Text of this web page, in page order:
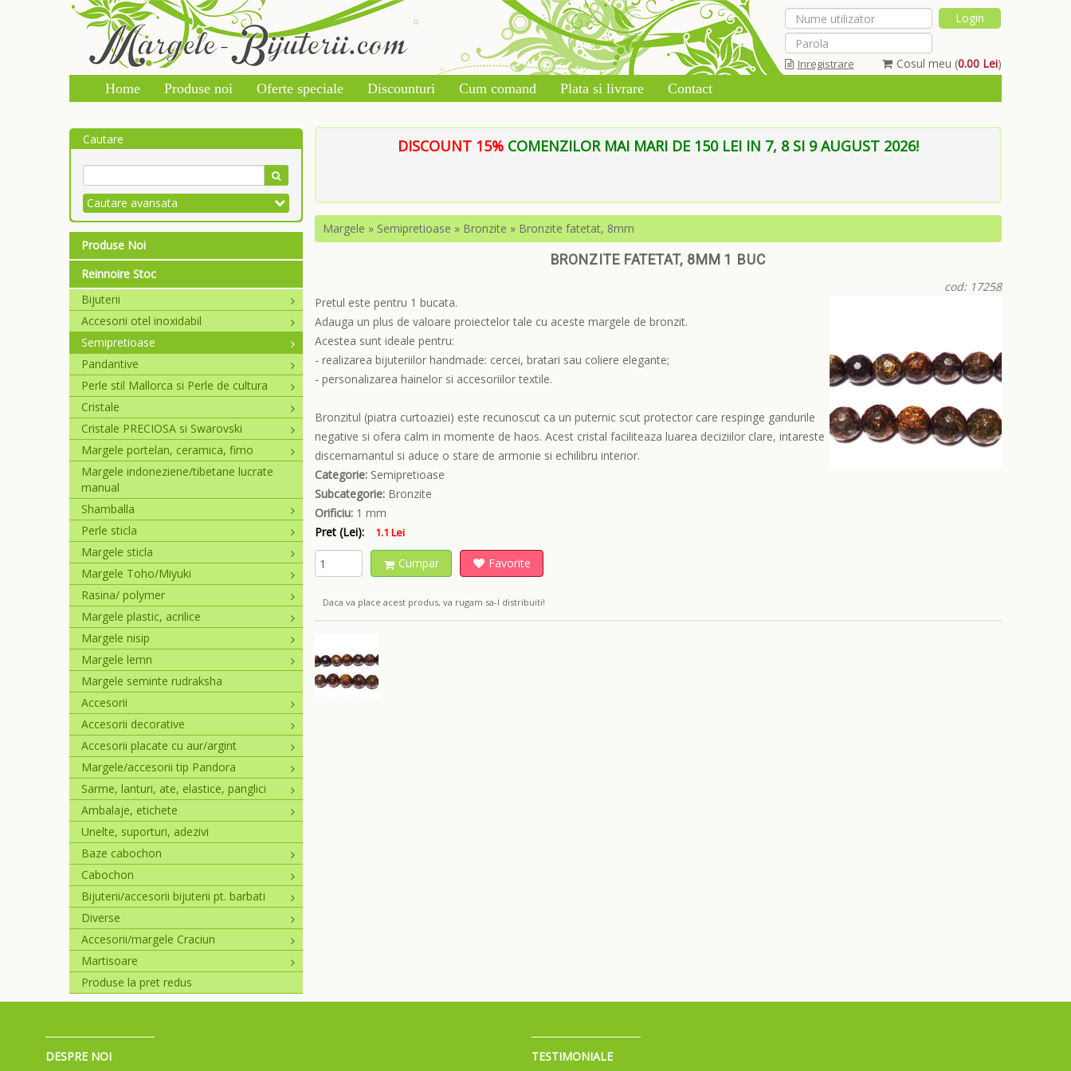
Cosul meu (0.00 Lei)
Inregistrare
Home Produse noi Oferte speciale Discounturi Cum comand Plata si livrare Contact
Cautare
Cautare avansata
Produse Noi
Reinnoire Stoc
Bijuterii
Accesorii otel inoxidabil
Semipretioase
Pandantive
Perle stil Mallorca si Perle de cultura
Cristale
Cristale PRECIOSA si Swarovski
Margele portelan, ceramica, fimo
Margele indoneziene/tibetane lucrate
manual
Shamballa
Perle sticla
Margele sticla
Margele Toho/Miyuki
Rasina/ polymer
Margele plastic, acrilice
Margele nisip
Margele lemn
Margele seminte rudraksha
Accesorii
Accesorii decorative
Accesorii placate cu aur/argint
Margele/accesorii tip Pandora
Sarme, lanturi, ate, elastice, panglici
Ambalaje, etichete
Unelte, suporturi, adezivi
Baze cabochon
Cabochon
Bijuterii/accesorii bijuterii pt. barbati
Diverse
Accesorii/margele Craciun
Martisoare
Produse la pret redus
DISCOUNT 15% COMENZILOR MAI MARI DE 150 LEI IN 7, 8 SI 9 AUGUST 2026!
Margele » Semipretioase » Bronzite » Bronzite fatetat, 8mm
BRONZITE FATETAT, 8MM 1 BUC
Pretul este pentru 1 bucata.
Adauga un plus de valoare proiectelor tale cu aceste margele de bronzit.
Acestea sunt ideale pentru:
- realizarea bijuteriilor handmade: cercei, bratari sau coliere elegante;
- personalizarea hainelor si accesoriilor textile.
Bronzitul (piatra curtoaziei) este recunoscut ca un puternic scut protector care respinge gandurile
negative si ofera calm in momente de haos. Acest cristal faciliteaza luarea deciziilor clare, intareste
discernamantul si aduce o stare de armonie si echilibru interior.
Categorie:Semipretioase
Subcategorie:Bronzite
Orificiu:1 mm
Pret (Lei):
1.1 Lei
Cumpar Favorite
Daca va place acest produs, va rugam sa-l distribuiti!
cod: 17258
DESPRE NOI TESTIMONIALE